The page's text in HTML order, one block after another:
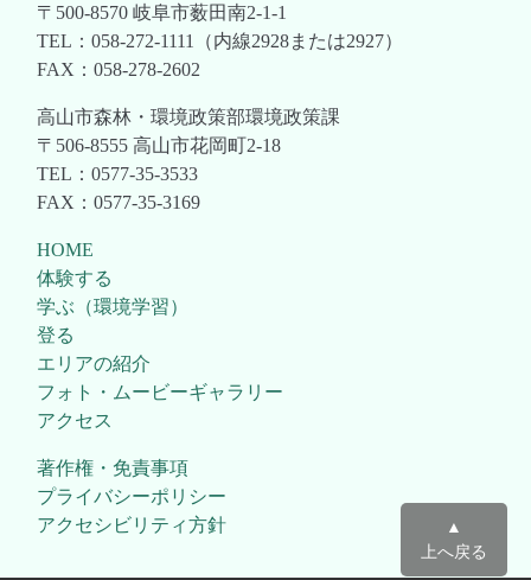
〒500-8570 岐阜市薮田南2-1-1
TEL：058-272-1111（内線2928または2927）
FAX：058-278-2602
高山市森林・環境政策部環境政策課
〒506-8555 高山市花岡町2-18
TEL：0577-35-3533
FAX：0577-35-3169
HOME
体験する
学ぶ（環境学習）
登る
エリアの紹介
フォト・ムービーギャラリー
アクセス
著作権・免責事項
プライバシーポリシー
アクセシビリティ方針
▲
上へ戻る